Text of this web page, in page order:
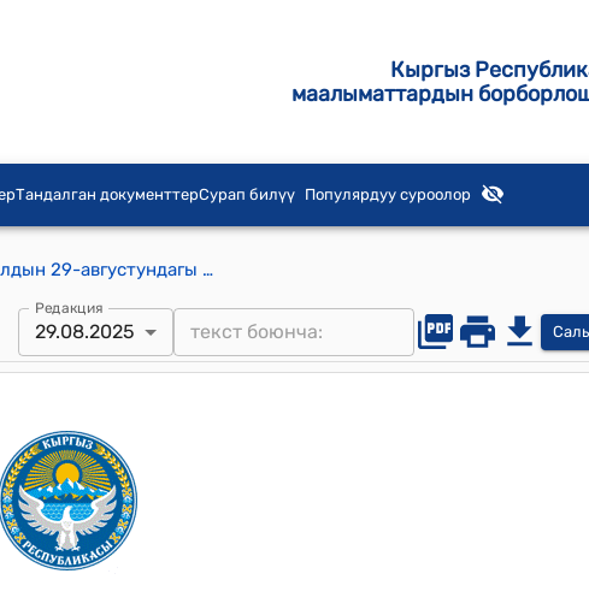
Кыргыз
маалыматтардын
Тандалган документтерСурап билүү Популярдуу суроолор
Кум-Дөбө айыл аймагынын айылдык кеңешинин 2026-жылдын 29-августундагы №9/4 "Кум-Дөбө айыл аймагындагы мектептерге генаратор алуу жөнүндө" Токтому
Редакция
29.08.2025